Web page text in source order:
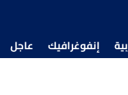
إنفوغرافيك عاجل